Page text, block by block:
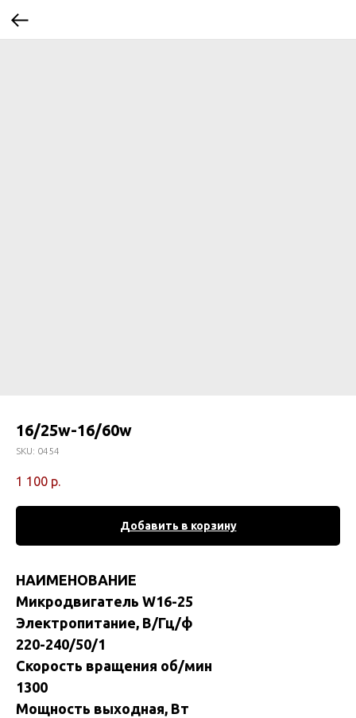
16/25w-16/60w
SKU: 0454
1 100 р.
Добавить в корзину
НАИМЕНОВАНИЕ
Микродвигатель W16-25
Электропитание, В/Гц/ф
220-240/50/1
Скорость вращения об/мин
1300
Мощность выходная, Вт